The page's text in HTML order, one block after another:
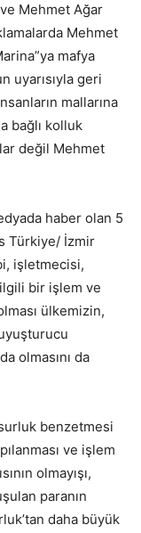
Mehmet Ağar
Mehmet
mafya
uyarısıyla geri
mallarına
bağlı kolluk
değil Mehmet
haber olan 5
Türkiye/ İzmir
işletmecisi,
bir işlem ve
ülkemizin,
olmasını da
benzetmesi
ve işlem
olmayışı,
paranın
daha büyük